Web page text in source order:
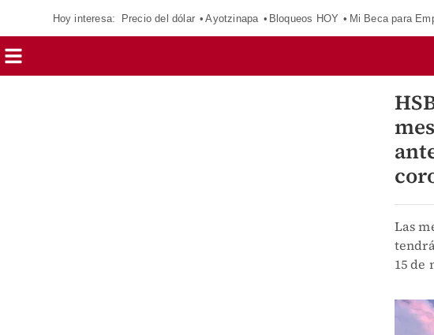
Hoy interesa: Precio del dólar Ayotzinapa Bloqueos HOY Mi Beca para
Las
15 de